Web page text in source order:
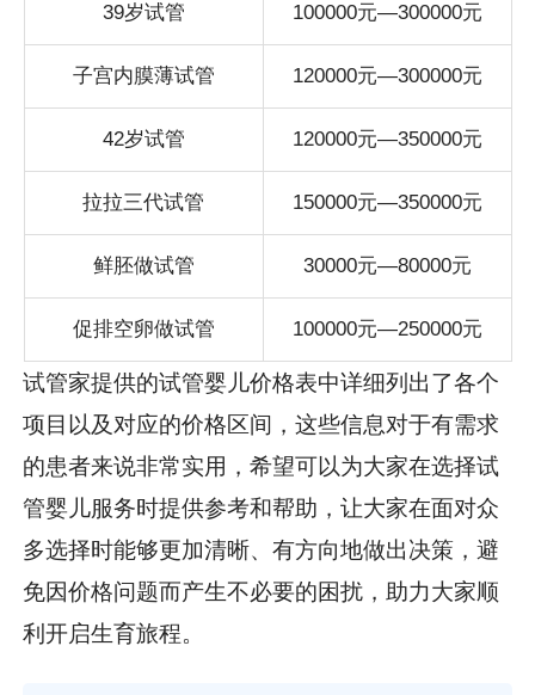
39岁试管 100000元—300000元
子宫内膜薄试管 120000元—300000元
42岁试管 120000元—350000元
拉拉三代试管 150000元—350000元
鲜胚做试管 30000元—80000元
促排空卵做试管 100000元—250000元
试管家提供的试管婴儿价格表中详细列出了各个
项目以及对应的价格区间，这些信息对于有需求
的患者来说非常实用，希望可以为大家在选择试
管婴儿服务时提供参考和帮助，让大家在面对众
多选择时能够更加清晰、有方向地做出决策，避
免因价格问题而产生不必要的困扰，助力大家顺
利开启生育旅程。